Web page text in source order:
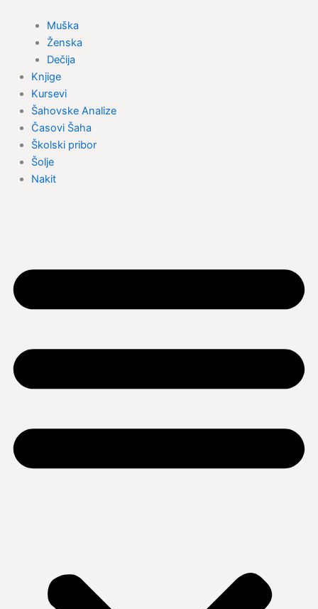
Muška
Ženska
Dečija
Knjige
Kursevi
Šahovske Analize
Časovi Šaha
Školski pribor
Šolje
Nakit